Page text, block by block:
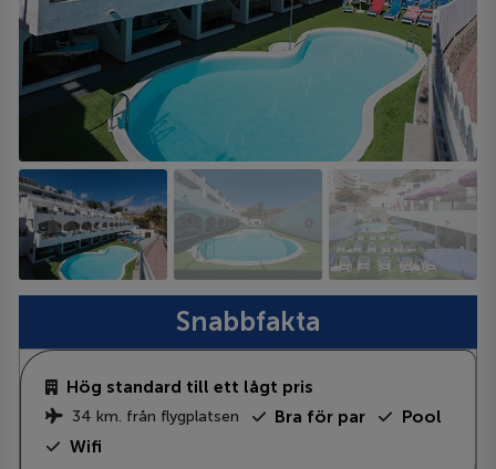
Snabbfakta
Hög standard till ett lågt pris
34 km. från flygplatsen Bra för par
Pool
Wifi